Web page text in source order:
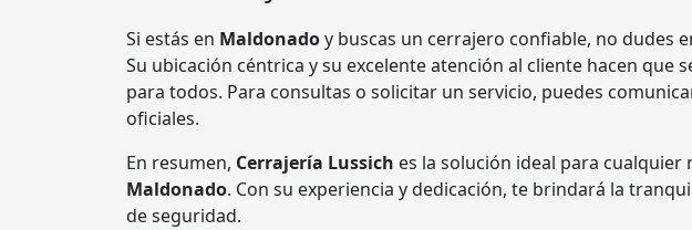
Si estás en Maldonadoy buscas un cerrajero confiable, no dudes
Su ubicación céntrica y su excelente atención al cliente hacen que
para todos. Para consultas o solicitar un servicio, puedes
oficiales.
En resumen, Cerrajería Lussich es la solución ideal para cualquier
Maldonado. Con su experiencia y dedicación, te brindará la
de seguridad.